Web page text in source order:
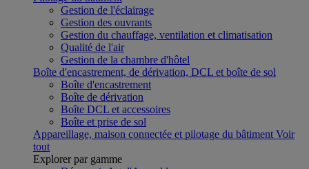
Gestion de l'éclairage
Gestion des ouvrants
Gestion du chauffage, ventilation et climatisation
Qualité de l'air
Gestion de la chambre d'hôtel
Boîte d'encastrement, de dérivation, DCL et boîte de sol
Boîte d'encastrement
Boîte de dérivation
Boîte DCL et accessoires
Boîte et prise de sol
Appareillage, maison connectée et pilotage du bâtiment Voir
tout
Explorer par gamme